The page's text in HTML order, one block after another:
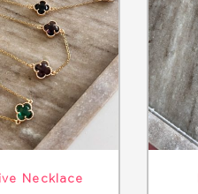
Necklace